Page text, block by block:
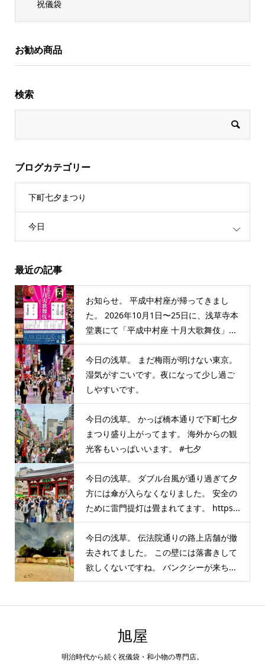
祝儀袋
お勧め商品
検索
ブログカテゴリー
下町七夕まつり
今日
最近の記事
お知らせ。 平成中村座が帰ってきまし
た。 2026年10月1日〜25日に、浅草寺本
堂裏にて「平成中村座 十月大歌舞伎」...
今日の浅草。 まだ梅雨が明けない東京。
湿気がすごいです。夜になって少し過ご
しやすいです。
今日の浅草。 かっぱ橋本通りで下町七夕
まつり盛り上がってます。 海外からの観
光客もいっぱいいます。 #七夕
今日の浅草。 ダブル台風が通り過ぎて夕
方には傘が入らなくなりました。 安全の
ために雷門提灯は畳まれてます。 https...
今日の浅草。 伝法院通りの路上店舗が撤
去されてました。 この壁には落書きして
欲しくないですね。 バンクシーが来ち...
旭屋
明治時代から続く祝儀袋・和小物の専門店。